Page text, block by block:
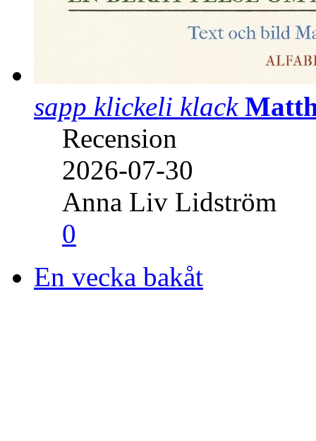
sapp klickeli klack
Recension
2026-07-30
Anna Liv Lidström
0
En vecka bakåt